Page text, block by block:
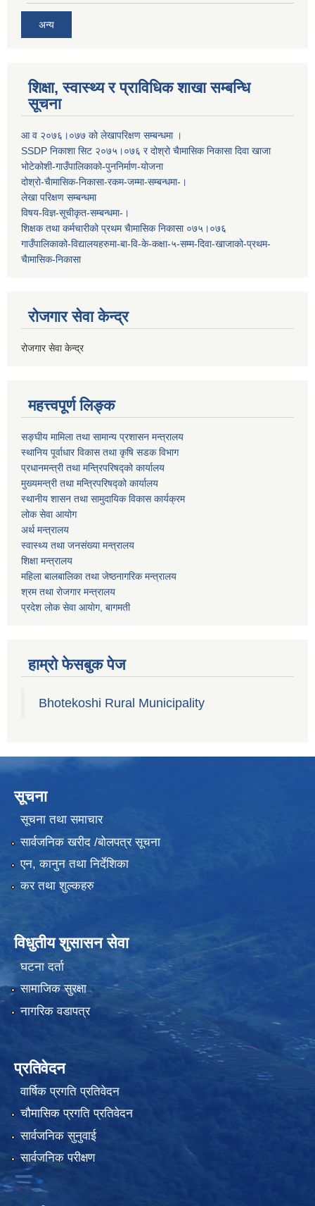
अन्य
शिक्षा, स्वास्थ्य र प्राविधिक शाखा सम्बन्धि
सूचना
आ व २०७६।०७७ काे लेखापरिक्षण सम्बन्धमा ।
SSDP निकाशा सिट २०७५।०७६ र दोश्रो चैामासिक निकासा दिवा खाजा
भोटेकोशी-गाउँपालिकाको-पुननिर्माण-योजना
दोश्रो-चैामासिक-निकासा-रकम-जम्मा-सम्बन्धमा-।
लेखा परिक्षण सम्बन्धमा
विषय-विज्ञ-सूचीकृत-सम्बन्धमा-।
शिक्षक तथा कर्मचारीको प्रथम च‌ैामासिक निकासा ०७५।०७६
गाउँपालिकाको-विद्यालयहरुमा-बा-वि-के-कक्षा-५-सम्म-दिवा-खाजाको-प्रथम-
चैामासिक-निकासा
रोजगार सेवा केन्द्र
रोजगार सेवा केन्द्र
महत्त्वपूर्ण लिङ्क
सङ्घीय मामिला तथा सामान्य प्रशासन मन्त्रालय
स्थानिय पूर्वाधार विकास तथा कृषि सडक विभाग
प्रधानमन्त्री तथा मन्त्रिपरिषद्को कार्यालय
मुख्यमन्त्री तथा मन्त्रिपरिषद्को कार्यालय
स्थानीय शासन तथा सामुदायिक विकास कार्यक्रम
लोक सेवा आयोग
अर्थ मन्त्रालय
स्वास्थ्य तथा जनस‌ंख्या मन्त्रालय
शिक्षा मन्त्रालय
महिला बालबालिका तथा जेष्ठनागरिक मन्त्रालय
श्रम तथा राेजगार मन्त्रालय
प्रदेश लोक सेवा आयाेग, बागमती
हाम्रो फेसबुक पेज
Bhotekoshi Rural Municipality
सूचना
सूचना तथा समाचार
सार्वजनिक खरीद /बोलपत्र सूचना
एन, कानुन तथा निर्देशिका
कर तथा शुल्कहरु
विधुतीय शुसासन सेवा
घटना दर्ता
सामाजिक सुरक्षा
नागरिक वडापत्र
प्रतिवेदन
वार्षिक प्रगति प्रतिवेदन
चौमासिक प्रगति प्रतिवेदन
सार्वजनिक सुनुवाई
सार्वजनिक परीक्षण